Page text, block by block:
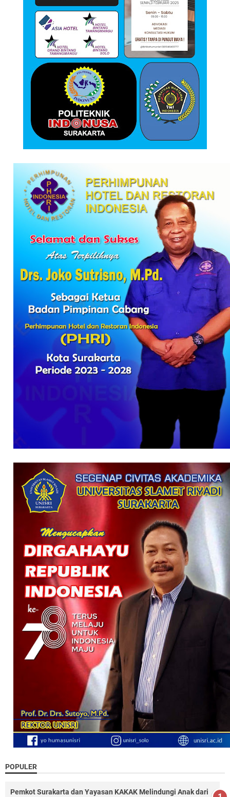
POPULER
Pemkot Surakarta dan Yayasan KAKAK Melindungi Anak dari